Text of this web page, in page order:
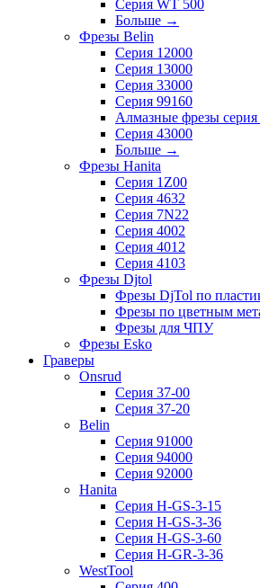
Серия WT 500
Больше →
Фрезы Belin
Серия 12000
Серия 13000
Серия 33000
Серия 99160
Алмазные фрезы серия
Серия 43000
Больше →
Фрезы Hanita
Серия 1Z00
Серия 4632
Серия 7N22
Серия 4002
Серия 4012
Серия 4103
Фрезы Djtol
Фрезы DjTol по
Фрезы по цветным
Фрезы для ЧПУ
Фрезы Esko
Граверы
Onsrud
Серия 37-00
Серия 37-20
Belin
Серия 91000
Серия 94000
Серия 92000
Hanita
Серия H-GS-3-15
Серия H-GS-3-36
Серия H-GS-3-60
Серия H-GR-3-36
WestTool